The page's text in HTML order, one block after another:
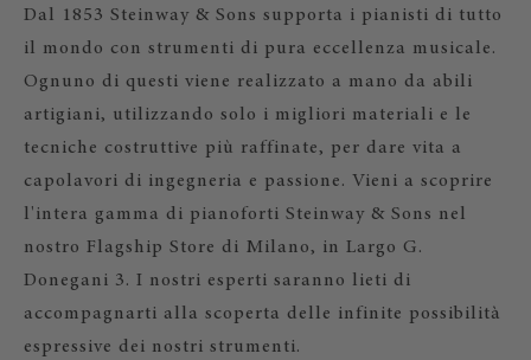
Dal 1853 Steinway & Sons supporta i pianisti di tutto
il mondo con strumenti di pura eccellenza musicale.
Ognuno di questi viene realizzato a mano da abili
artigiani, utilizzando solo i migliori materiali e le
tecniche costruttive più raffinate, per dare vita a
capolavori di ingegneria e passione. Vieni a scoprire
l'intera gamma di pianoforti Steinway & Sons nel
nostro Flagship Store di Milano, in Largo G.
Donegani 3. I nostri esperti saranno lieti di
accompagnarti alla scoperta delle infinite possibilità
espressive dei nostri strumenti.